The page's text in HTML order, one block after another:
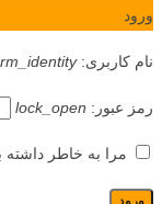
ورود
نام کاربری:
رمز عبور: lock_open
مرا به خاطر داشته